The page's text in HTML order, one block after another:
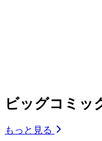
ビッグコミッ
もっと見る